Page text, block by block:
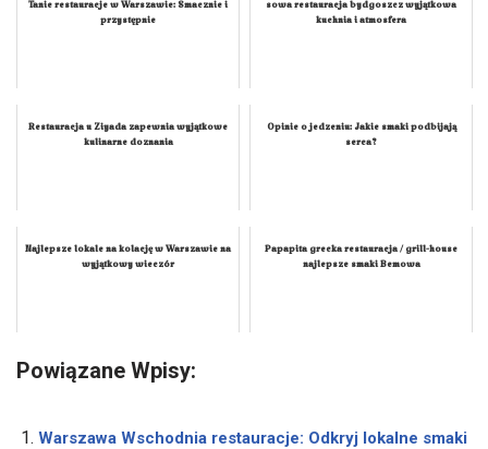
Tanie restauracje w Warszawie: Smacznie i
przystępnie
sowa restauracja bydgoszcz wyjątkowa
kuchnia i atmosfera
Restauracja u Ziyada zapewnia wyjątkowe
kulinarne doznania
Opinie o jedzeniu: Jakie smaki podbijają
serca?
Najlepsze lokale na kolację w Warszawie na
wyjątkowy wieczór
Papapita grecka restauracja / grill-house
najlepsze smaki Bemowa
Powiązane Wpisy:
Warszawa Wschodnia restauracje: Odkryj lokalne smaki